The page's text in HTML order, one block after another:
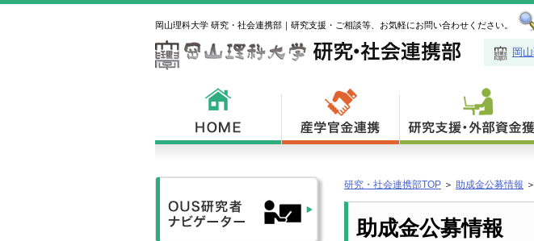
岡山理科大学 研究・社会連携部｜研究支援・ご相談等、お気軽にお問い合わせください。
岡
研究・社会連携部TOP ＞ 助成金公募情報 ＞
助成金公募情報